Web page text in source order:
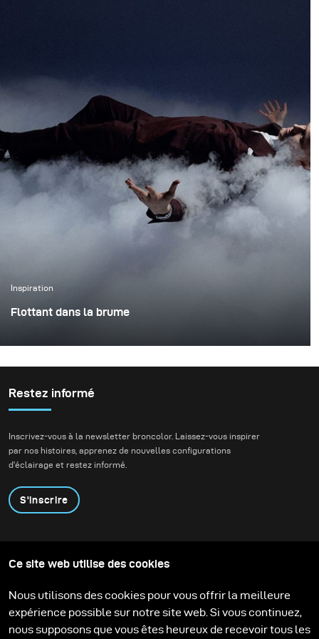
profondeur, l’ambiance
et la présence de
l’environnement.
Inspiration
Flottant dans la brume
niveau local qu’international, détenteur de plusieurs
records du monde Guinness. Il crée de la magie à travers
en une image visuelle.
Restez informé
Inscrivez-vous à la newsletter broncolor. Laissez-vous inspirer
par nos histoires, apprenez de nouvelles configurations
d'éclairage et restez informé.
S'inscrire
Contactez-nous
Technologies
Support
Carrière
Media Center
Ce site web utilise des cookies
Nous utilisons des cookies pour vous offrir la meilleure
expérience possible sur notre site web. Si vous continuez,
nous supposons que vous êtes heureux de recevoir tous les